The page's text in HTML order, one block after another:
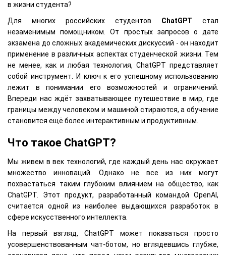
в жизни студента?
Для многих российских студентов ChatGPT стал
незаменимым помощником. От простых запросов о дате
экзамена до сложных академических дискуссий - он находит
применение в различных аспектах студенческой жизни. Тем
не менее, как и любая технология, ChatGPT представляет
собой инструмент. И ключ к его успешному использованию
лежит в понимании его возможностей и ограничений.
Впереди нас ждёт захватывающее путешествие в мир, где
границы между человеком и машиной стираются, а обучение
становится ещё более интерактивным и продуктивным.
Что такое ChatGPT?
Мы живем в век технологий, где каждый день нас окружает
множество инноваций. Однако не все из них могут
похвастаться таким глубоким влиянием на общество, как
ChatGPT. Этот продукт, разработанный командой OpenAI,
считается одной из наиболее выдающихся разработок в
сфере искусственного интеллекта.
На первый взгляд, ChatGPT может показаться просто
усовершенствованным чат-ботом, но вглядевшись глубже,